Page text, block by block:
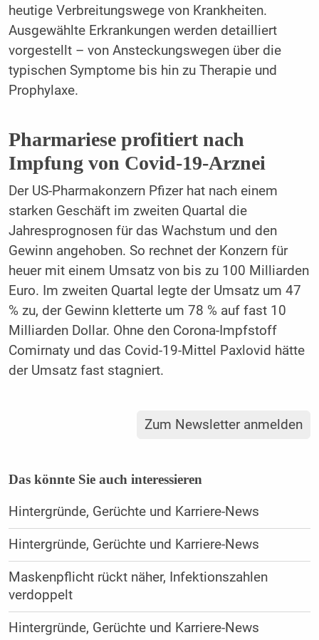
heutige Verbreitungswege von Krankheiten.
Ausgewählte Erkrankungen werden detailliert
vorgestellt – von Ansteckungswegen über die
typischen Symptome bis hin zu Therapie und
Prophylaxe.
Pharmariese profitiert nach
Impfung von Covid-19-Arznei
Der US-Pharmakonzern Pfizer hat nach einem
starken Geschäft im zweiten Quartal die
Jahresprognosen für das Wachstum und den
Gewinn angehoben. So rechnet der Konzern für
heuer mit einem Umsatz von bis zu 100 Milliarden
Euro. Im zweiten Quartal legte der Umsatz um 47
% zu, der Gewinn kletterte um 78 % auf fast 10
Milliarden Dollar. Ohne den Corona-Impfstoff
Comirnaty und das Covid-19-Mittel Paxlovid hätte
der Umsatz fast stagniert.
Zum Newsletter anmelden
Das könnte Sie auch interessieren
Hintergründe, Gerüchte und Karriere-News
Hintergründe, Gerüchte und Karriere-News
Maskenpflicht rückt näher, Infektionszahlen
verdoppelt
Hintergründe, Gerüchte und Karriere-News